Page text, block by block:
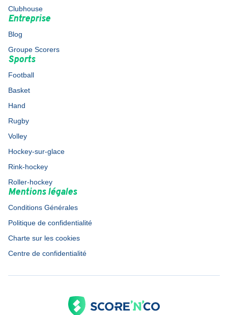
Clubhouse
Entreprise
Blog
Groupe Scorers
Sports
Football
Basket
Hand
Rugby
Volley
Hockey-sur-glace
Rink-hockey
Roller-hockey
Mentions légales
Conditions Générales
Politique de confidentialité
Charte sur les cookies
Centre de confidentialité